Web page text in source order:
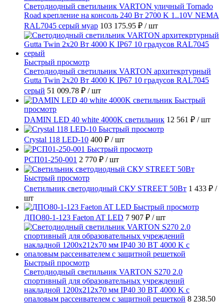
Светодиодный светильник VARTON уличный Tornado
Road крепление на консоль 240 Вт 2700 K 1..10V NEMA
RAL7045 серый муар 103 175.95 ₽ / шт
Быстрый просмотр
Светодиодный светильник VARTON архитекртурный
Gutta Twin 2x20 Вт 4000 K IP67 10 градусов RAL7045
серый 51 009.78 ₽ / шт
Быстрый
просмотр
DAMIN LED 40 white 4000K светильник 12 561 ₽ / шт
Быстрый просмотр
Crystal 118 LED-10 400 ₽ / шт
Быстрый просмотр
РСП01-250-001 2 770 ₽ / шт
Быстрый просмотр
Светильник светодиодный СКУ STREET 50Вт 1 433 ₽ /
шт
Быстрый просмотр
ДПО80-1-123 Faeton AT LED 7 907 ₽ / шт
Быстрый просмотр
Светодиодный светильник VARTON S270 2.0
спортивный для образовательных учреждений
накладной 1200х212х70 мм IP40 30 ВТ 4000 K с
опаловым рассеивателем с защитной решеткой 8 238.50